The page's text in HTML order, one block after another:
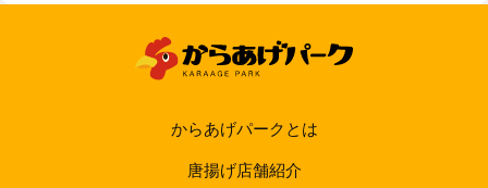
からあげパークとは
唐揚げ店舗紹介